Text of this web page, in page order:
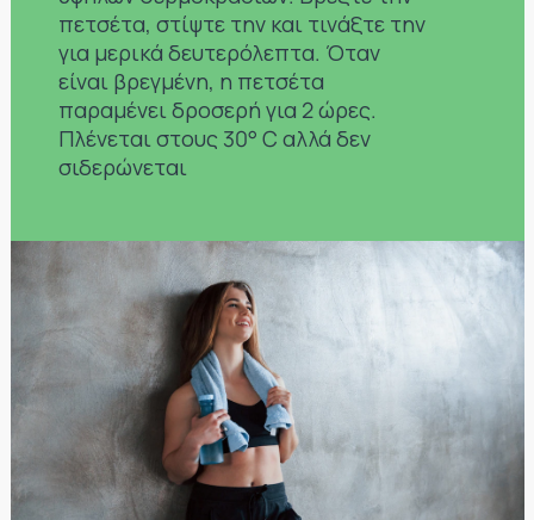
πετσέτα, στίψτε την και τινάξτε την
για μερικά δευτερόλεπτα. Όταν
είναι βρεγμένη, η πετσέτα
παραμένει δροσερή για 2 ώρες.
Πλένεται στους 30° C αλλά δεν
σιδερώνεται